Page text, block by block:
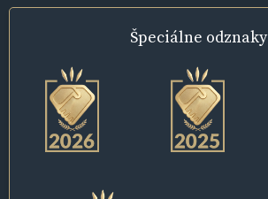
Špeciálne odznaky